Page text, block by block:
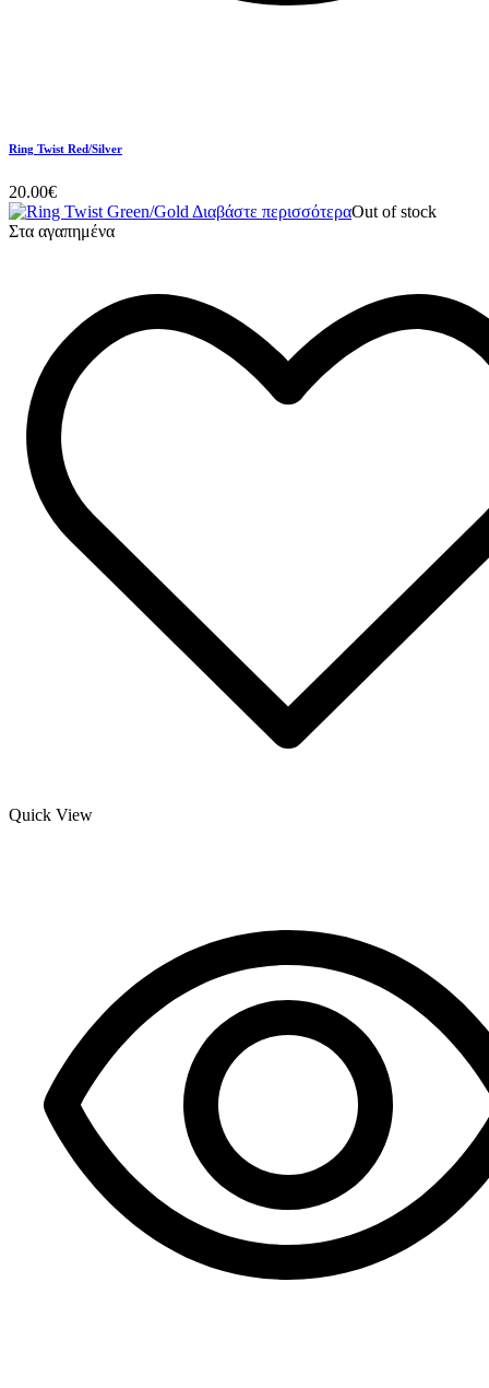
Ring Twist Red/Silver
20.00€
Διαβάστε περισσότεραOut of stock
Στα αγαπημένα
Quick View